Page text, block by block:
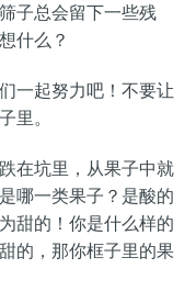
子总会留下一些残
什么？
一起努力吧！不要让
里。
跌在坑里，从果子中就
哪一类果子？是酸的
甜的！你是什么样的
的，那你框子里的果